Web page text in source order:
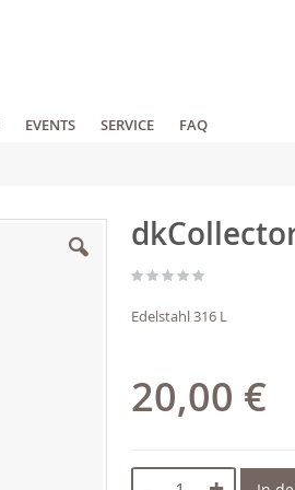
EVENTS SERVICE FAQ
Edelstahl 316 L
20,00 €